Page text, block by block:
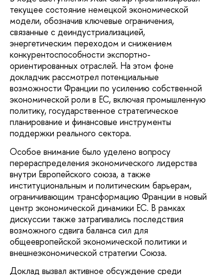
текущее состояние немецкой экономической
модели, обозначив ключевые ограничения,
связанные с деиндустриализацией,
энергетическим переходом и снижением
конкурентоспособности экспортно-
ориентированных отраслей. На этом фоне
докладчик рассмотрел потенциальные
возможности Франции по усилению собственной
экономической роли в ЕС, включая промышленную
политику, государственное стратегическое
планирование и финансовые инструменты
поддержки реального сектора.
Особое внимание было уделено вопросу
перераспределения экономического лидерства
внутри Европейского союза, а также
институциональным и политическим барьерам,
ограничивающим трансформацию Франции в новый
центр экономической динамики ЕС. В рамках
дискуссии также затрагивались последствия
возможного сдвига баланса сил для
общеевропейской экономической политики и
внешнеэкономической стратегии Союза.
Доклад вызвал активное обсуждение среди